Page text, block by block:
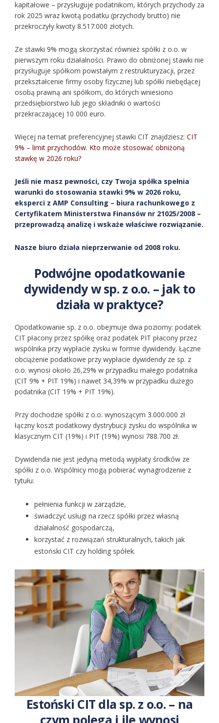
kapitałowe – przysługuje podatnikom, których przychody za
rok 2025 wraz kwotą podatku (przychody brutto) nie
przekroczyły kwoty 8.517.000 złotych.
Ze stawki 9% mogą skorzystać również spółki z o.o. w
pierwszym roku działalności. Prawo do obniżonej stawki nie
przysługuje spółkom powstałym z restrukturyzacji, przez
przekształcenie firmy osoby fizycznej lub spółki niebędącej
osobą prawną ani spółkom, do których wniesiono
przedsiębiorstwo lub jego składniki o wartości
przekraczającej 10 000 euro.
Więcej na temat preferencyjnej stawki CIT znajdziesz: CIT
9% – limit przychodów. Kto może stosować obniżoną
stawkę w 2026 roku?
Jeśli nie masz pewności, czy Twoja spółka spełnia
warunki do stosowania stawki 9% w 2026 roku,
eksperci z AMP Consulting – biura rachunkowego z
Certyfikatem Ministerstwa Finansów nr 21025/2008 –
przeprowadzą analizę i wskaże właściwe rozwiązanie.
Nasze biuro działa nieprzerwanie od 2008 roku.
Podwójne opodatkowanie
dywidendy w sp. z o.o. – jak to
działa w praktyce?
Opodatkowanie sp. z o.o. obejmuje dwa poziomy: podatek
CIT płacony przez spółkę oraz podatek PIT płacony przez
wspólnika przy wypłacie zysku w formie dywidendy. Łączne
obciążenie podatkowe przy wypłacie dywidendy ze sp. z
o.o. wynosi około 26,29% w przypadku małego podatnika
(CIT 9% + PIT 19%) i nawet 34,39% w przypadku dużego
podatnika (CIT 19% + PIT 19%).
Przy dochodzie spółki z o.o. wynoszącym 3.000.000 zł
łączny koszt podatkowy dystrybucji zysku do wspólnika w
klasycznym CIT (19%) i PIT (19%) wynosi 788.700 zł.
Dywidenda nie jest jedyną metodą wypłaty środków ze
spółki z o.o. Wspólnicy mogą pobierać wynagrodzenie z
tytułu:
pełnienia funkcji w zarządzie,
świadczyć usługi na rzecz spółki przez własną
działalność gospodarczą,
korzystać z rozwiązań strukturalnych, takich jak
estoński CIT czy holding spółek.
Estoński CIT dla sp. z o.o. – na
czym polega i ile wynosi